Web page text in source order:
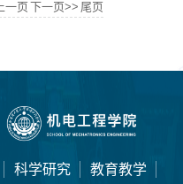
一页 下一页>> 尾页
科学研究
教育教学